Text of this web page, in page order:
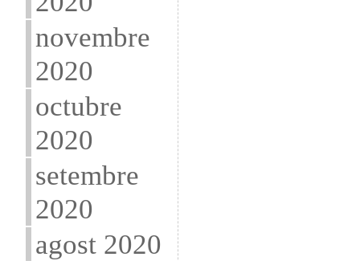
novembre
2020
octubre
2020
setembre
2020
agost 2020